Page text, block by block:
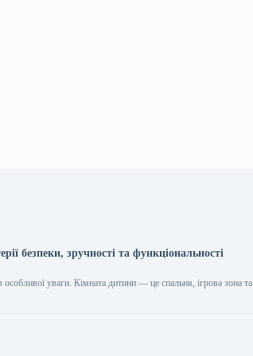
безпеки, зручності та функціональності
уваги. Кімната дитини — це спальня, ігрова зона та